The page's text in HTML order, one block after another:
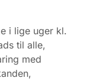
i lige uger kl.
til alle,
med